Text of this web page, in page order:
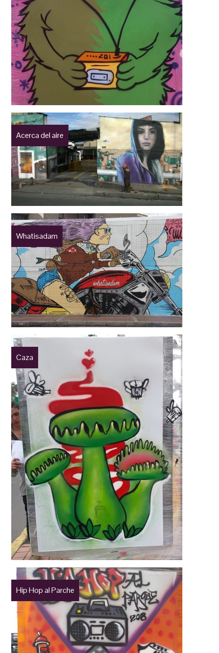
Acerca del aire
Whatisadam
Caza
Hip Hop al Parche